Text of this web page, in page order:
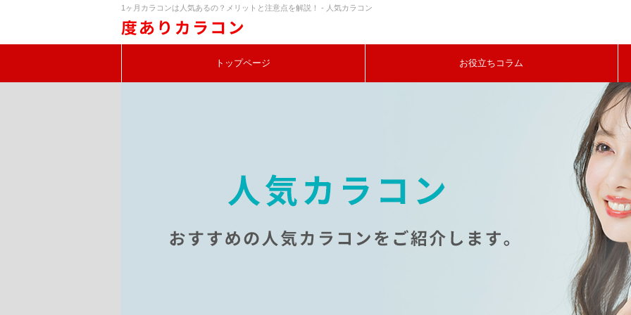
1ヶ月カラコンは人気あるの？メリットと注意点を解説！ - 人気カラコン
トップページ お役立ちコラム